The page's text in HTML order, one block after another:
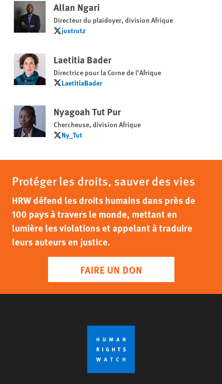
Allan Ngari
Directeur du plaidoyer, division Afrique
justrutz
justrutz
Laetitia Bader
Directrice pour la Corne de l'Afrique
LaetitiaBader
LaetitiaBader
Nyagoah Tut Pur
Chercheuse, division Afrique
Ny_Tut
Ny_Tut
Protéger les droits, sauver des vies
HRW défend les droits humains dans près de
100 pays à travers le monde, mettant en
lumière les violations et appelant à traduire
leurs auteurs en justice.
FAIRE UN DON